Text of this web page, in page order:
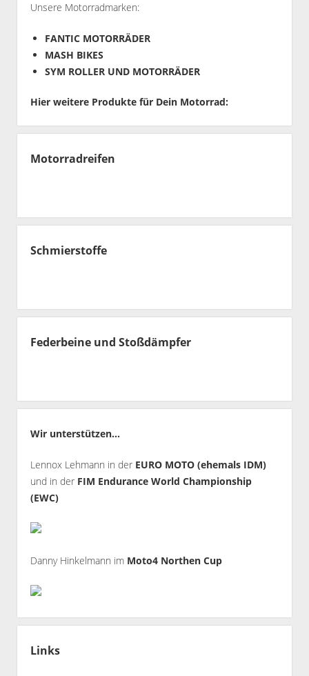
Unsere Motorradmarken:
FANTIC MOTORRÄDER
MASH BIKES
SYM ROLLER UND MOTORRÄDER
Hier weitere Produkte für Dein Motorrad:
Motorradreifen
Schmierstoffe
Federbeine und Stoßdämpfer
Wir unterstützen...
Lennox Lehmann in der EURO MOTO (ehemals IDM)
und in der FIM Endurance World Championship
(EWC)
Danny Hinkelmann im Moto4 Northen Cup
Links